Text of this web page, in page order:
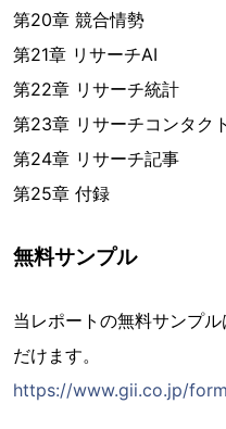
第20章 競合情勢
第21章 リサーチAI
第22章 リサーチ統計
第23章 リサーチコンタクト
第24章 リサーチ記事
第25章 付録
無料サンプル
当レポートの無料サンプ
だけます。
https://www.gii.co.jp/